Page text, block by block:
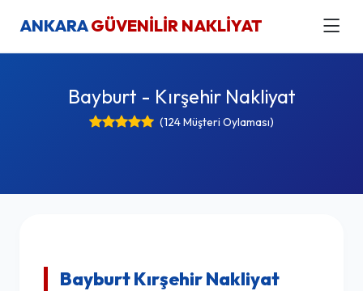
ANKARAGÜVENİLİR NAKLİYAT
Bayburt - Kırşehir Nakliyat
(124 Müşteri Oylaması)
Bayburt Kırşehir Nakliyat